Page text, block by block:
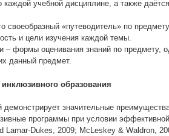
каждой учебной дисциплине, а также
своеобразный «путеводитель» по
и цели изучения каждой темы.
– формы оценивания знаний по предмету,
данный предмет.
образования
значительные
программы при условии
Lamar-Dukes, 2009; McLeskey & Waldron,